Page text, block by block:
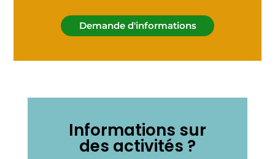
Demande d'informations
Informations sur
des activités ?